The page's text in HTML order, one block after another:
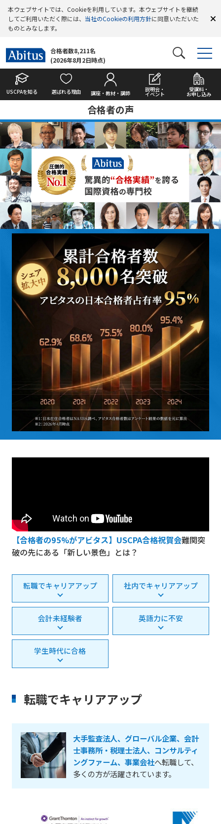
本ウェブサイトでは、Cookieを利用しています。本ウェブサイトを継続
してご利用いただく際には、 当社のCookieの利用方針に同意いただいた
ものとみなします。
合格者数8,211名
(2026年8月2日時点)
USCPAを知る 選ばれる理由 講座・教材・講師
説明会・
イベント
受講料・
お申し込み
合格者の声
【合格者の95%がアビタス】USCPA合格祝賀会難関突
破の先にある「新しい景色」とは？
転職でキャリアアップ 社内でキャリアアップ
会計未経験者 英語力に不安
学生時代に合格
転職でキャリアアップ
大手監査法人、グローバル企業、会計
士事務所・税理士法人、コンサルティ
ングファーム、事業会社へ転職して、
多くの方が活躍されています。